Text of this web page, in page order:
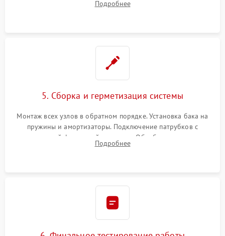
или поврежденной резиновой манжеты.
Подробнее
5. Сборка и герметизация системы
Монтаж всех узлов в обратном порядке. Установка бака на
пружины и амортизаторы. Подключение патрубков с
надежной фиксацией хомутами. Обработка стыков
герметиком для предотвращения возможных протечек воды.
Подробнее